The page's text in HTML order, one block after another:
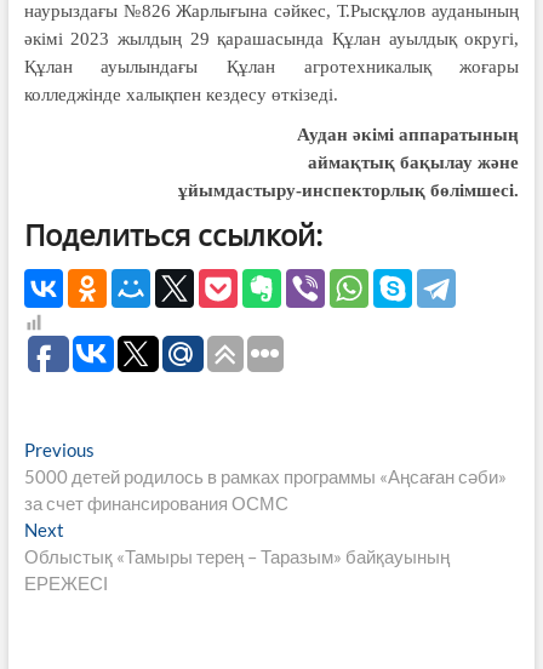
наурыздағы №826 Жарлығына сәйкес, Т.Рысқұлов ауданының
әкімі 2023 жылдың 29 қарашасында Құлан ауылдық округі,
Құлан ауылындағы Құлан агротехникалық жоғары
колледжінде халықпен кездесу өткізеді.
Аудан әкімі аппаратының
аймақтық бақылау және
ұйымдастыру-инспекторлық бөлімшесі.
Поделиться ссылкой:
Навигация
по
записям
PreviousPrevious
post:
5000 детей родилось в рамках программы «Аңсаған сәби»
за счет финансирования ОСМС
NextNext
post:
Облыстық «Тамыры терең – Таразым» байқауының
ЕРЕЖЕСІ